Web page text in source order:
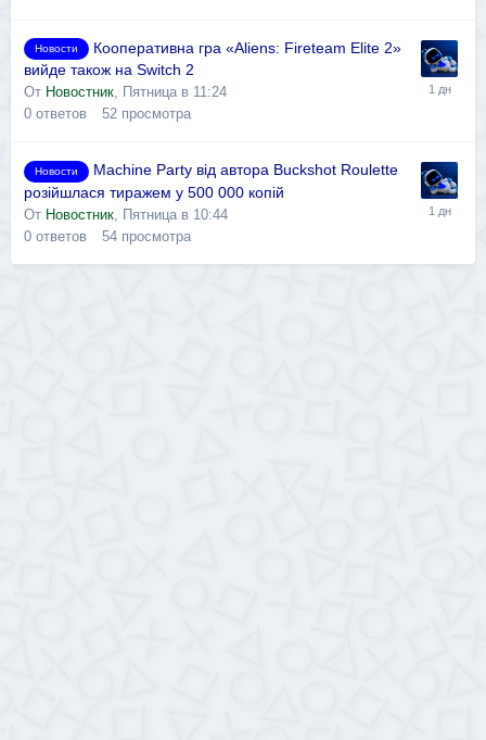
Новости
Кооперативна гра «Aliens: Fireteam Elite 2»
вийде також на Switch 2
От Новостник, Пятница в 11:24
0 ответов 52 просмотра
Новости
Machine Party від автора Buckshot Roulette
розійшлася тиражем у 500 000 копій
От Новостник Пятница в 10:44
0 ответов 54 просмотра